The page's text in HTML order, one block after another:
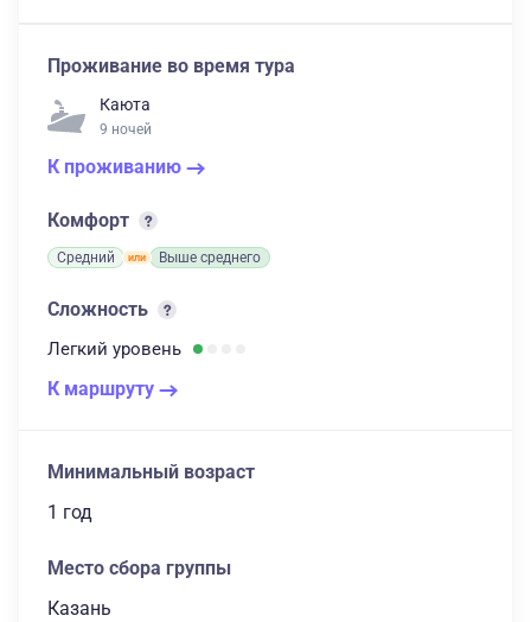
Проживание во время тура
Каюта
9 ночей
К проживанию
Комфорт
Средний Выше среднего
Сложность
Легкий уровень
К маршруту
Минимальный возраст
1 год
Место сбора группы
Казань